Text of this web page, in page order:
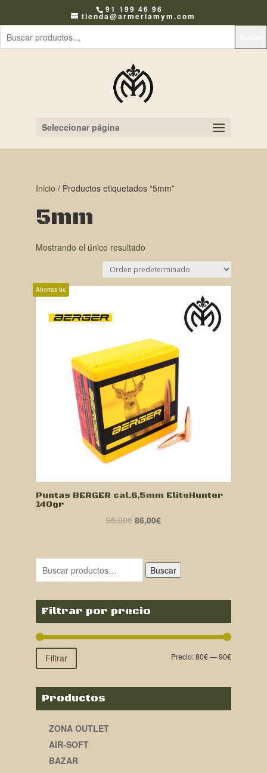
91 199 46 96
tienda@armeriamym.com
Seleccionar página
Inicio / Productos etiquetados “5mm”
5mm
Mostrando el único resultado
Ahorras 9€
Puntas BERGER cal.6,5mm EliteHunter
140gr
95,00€ El
era:
95,00€.
86,00€El
es:
86,00€.
Buscar
Filtrar por precio
Filtrar Precio:80€—90€
Productos
ZONA OUTLET
AIR-SOFT
BAZAR